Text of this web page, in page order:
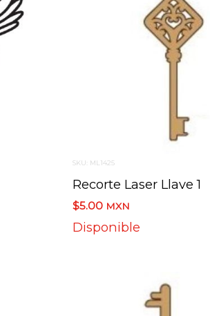
SKU: ML1425
Recorte Laser Llave 1
$5.00 MXN
Disponible